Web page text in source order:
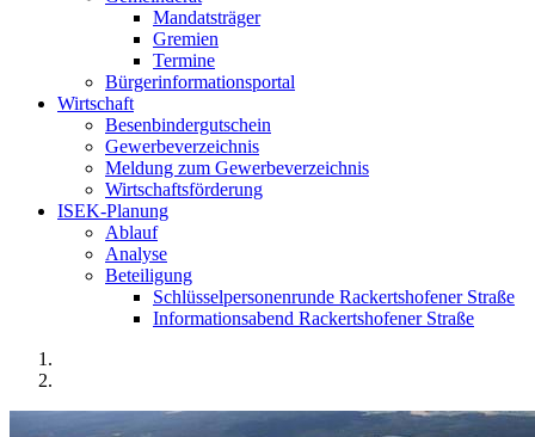
Mandatsträger
Gremien
Termine
Bürgerinformationsportal
Wirtschaft
Besenbindergutschein
Gewerbeverzeichnis
Meldung zum Gewerbeverzeichnis
Wirtschaftsförderung
ISEK-Planung
Ablauf
Analyse
Beteiligung
Schlüsselpersonenrunde Rackertshofener Straße
Informationsabend Rackertshofener Straße